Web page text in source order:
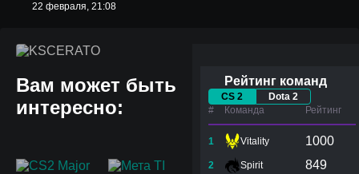
22 февраля, 21:08
KSCERATO
Вам может быть
интересно:
Рейтинг команд
CS 2
Dota 2
#
Команда Рейтинг
1 Vitality 1000
2 Spirit 849